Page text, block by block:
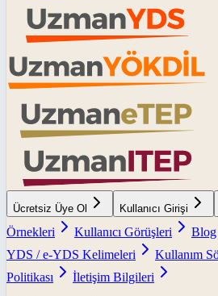
Ücretsiz Üye Ol Kullanıcı Girişi
Örnekleri
Kullanıcı Görüşleri Blog
YDS / e-YDS Kelimeleri
Kullanım
Politikası
İletişim Bilgileri